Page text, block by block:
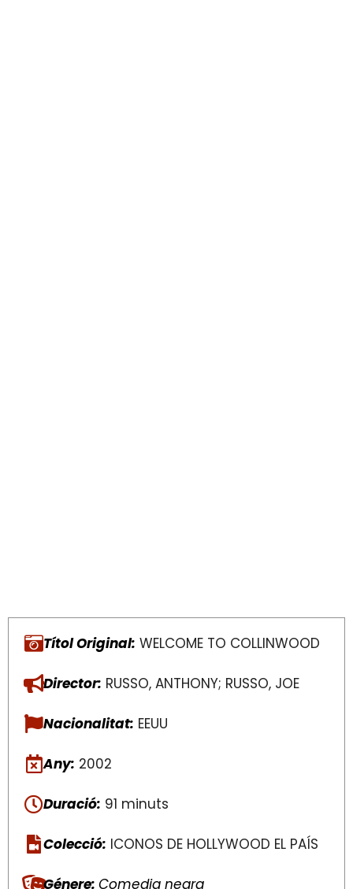
Títol Original: WELCOME TO COLLINWOOD
Director: RUSSO, ANTHONY; RUSSO, JOE
Nacionalitat: EEUU
Any: 2002
Duració: 91 minuts
Colecció: ICONOS DE HOLLYWOOD EL PAÍS
Génere: Comedia negra